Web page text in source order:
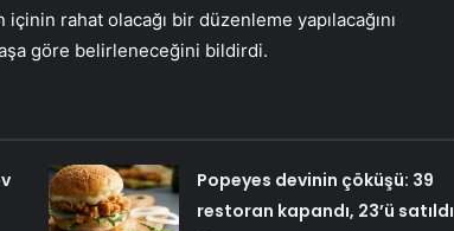
rahat olacağı bir düzenleme yapılacağını
göre belirleneceğini bildirdi.
Popeyes devinin çöküşü: 39
restoran kapandı, 23’ü satıldı